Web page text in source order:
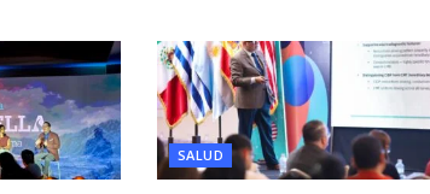
SALUD